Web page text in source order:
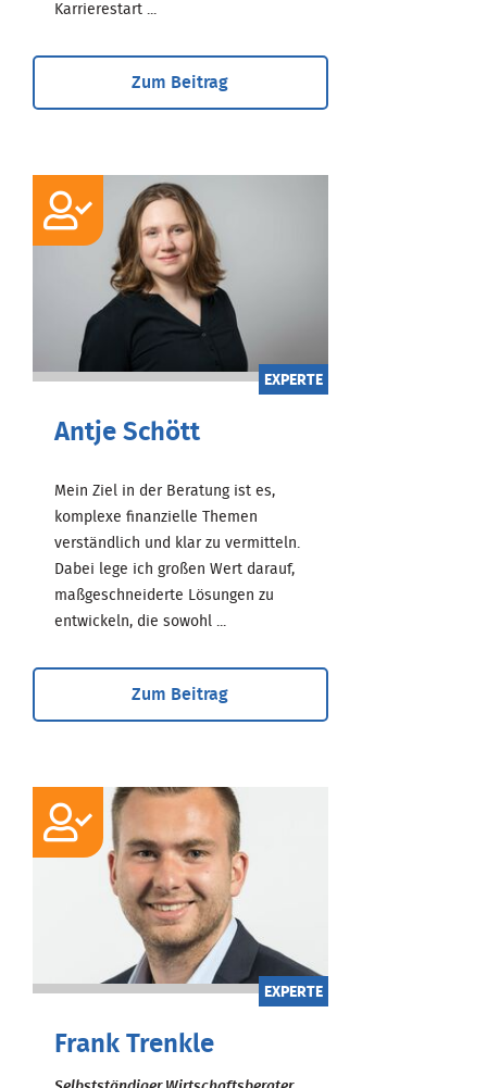
Karrierestart ...
Zum Beitrag
EXPERTE
Antje Schött
Mein Ziel in der Beratung ist es,
komplexe finanzielle Themen
verständlich und klar zu vermitteln.
Dabei lege ich großen Wert darauf,
maßgeschneiderte Lösungen zu
entwickeln, die sowohl ...
Zum Beitrag
EXPERTE
Frank Trenkle